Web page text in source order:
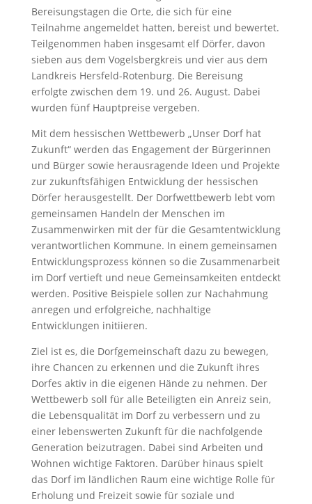
Bereisungstagen die Orte, die sich für eine
Teilnahme angemeldet hatten, bereist und bewertet.
Teilgenommen haben insgesamt elf Dörfer, davon
sieben aus dem Vogelsbergkreis und vier aus dem
Landkreis Hersfeld-Rotenburg. Die Bereisung
erfolgte zwischen dem 19. und 26. August. Dabei
wurden fünf Hauptpreise vergeben.
Mit dem hessischen Wettbewerb „Unser Dorf hat
Zukunft“ werden das Engagement der Bürgerinnen
und Bürger sowie herausragende Ideen und Projekte
zur zukunftsfähigen Entwicklung der hessischen
Dörfer herausgestellt. Der Dorfwettbewerb lebt vom
gemeinsamen Handeln der Menschen im
Zusammenwirken mit der für die Gesamtentwicklung
verantwortlichen Kommune. In einem gemeinsamen
Entwicklungsprozess können so die Zusammenarbeit
im Dorf vertieft und neue Gemeinsamkeiten entdeckt
werden. Positive Beispiele sollen zur Nachahmung
anregen und erfolgreiche, nachhaltige
Entwicklungen initiieren.
Ziel ist es, die Dorfgemeinschaft dazu zu bewegen,
ihre Chancen zu erkennen und die Zukunft ihres
Dorfes aktiv in die eigenen Hände zu nehmen. Der
Wettbewerb soll für alle Beteiligten ein Anreiz sein,
die Lebensqualität im Dorf zu verbessern und zu
einer lebenswerten Zukunft für die nachfolgende
Generation beizutragen. Dabei sind Arbeiten und
Wohnen wichtige Faktoren. Darüber hinaus spielt
das Dorf im ländlichen Raum eine wichtige Rolle für
Erholung und Freizeit sowie für soziale und